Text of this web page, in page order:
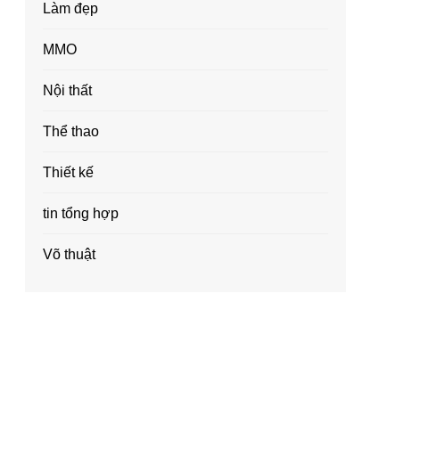
Làm đẹp
MMO
Nội thất
Thể thao
Thiết kế
tin tổng hợp
Võ thuật